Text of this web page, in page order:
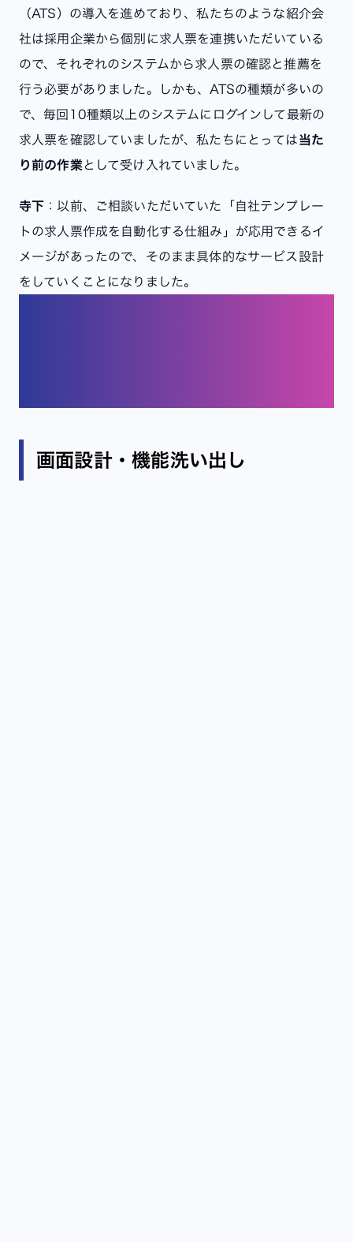
（ATS）の導入を進めており、私たちのような紹介会
社は採用企業から個別に求人票を連携いただいている
ので、それぞれのシステムから求人票の確認と推薦を
行う必要がありました。しかも、ATSの種類が多いの
で、毎回10種類以上のシステムにログインして最新の
求人票を確認していましたが、私たちにとっては当た
り前の作業として受け入れていました。
寺下 ：以前、ご相談いただいていた「自社テンプレー
トの求人票作成を自動化する仕組み」が応用できるイ
メージがあったので、そのまま具体的なサービス設計
をしていくことになりました。
画面設計・機能洗い出し